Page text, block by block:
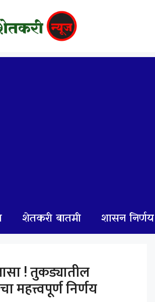
शेतकरी बातमी शासन
! तुकड्यातील
महत्त्वपूर्ण निर्णय